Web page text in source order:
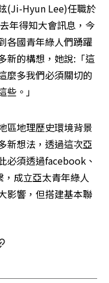
(Ji-Hyun Lee)任職於
年得知大會訊息，今
各國青年綠人們踴躍
新的構想，她說:「這
麼多我們必須關切的
。」
區地理歷史環境背景
新想法，透過這次亞
必須透過facebook、
成立亞太青年綠人
影響，但搭建基本聯